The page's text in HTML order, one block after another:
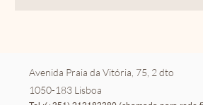
Avenida Praia da Vitória, 75, 2 dto
1050-183 Lisboa